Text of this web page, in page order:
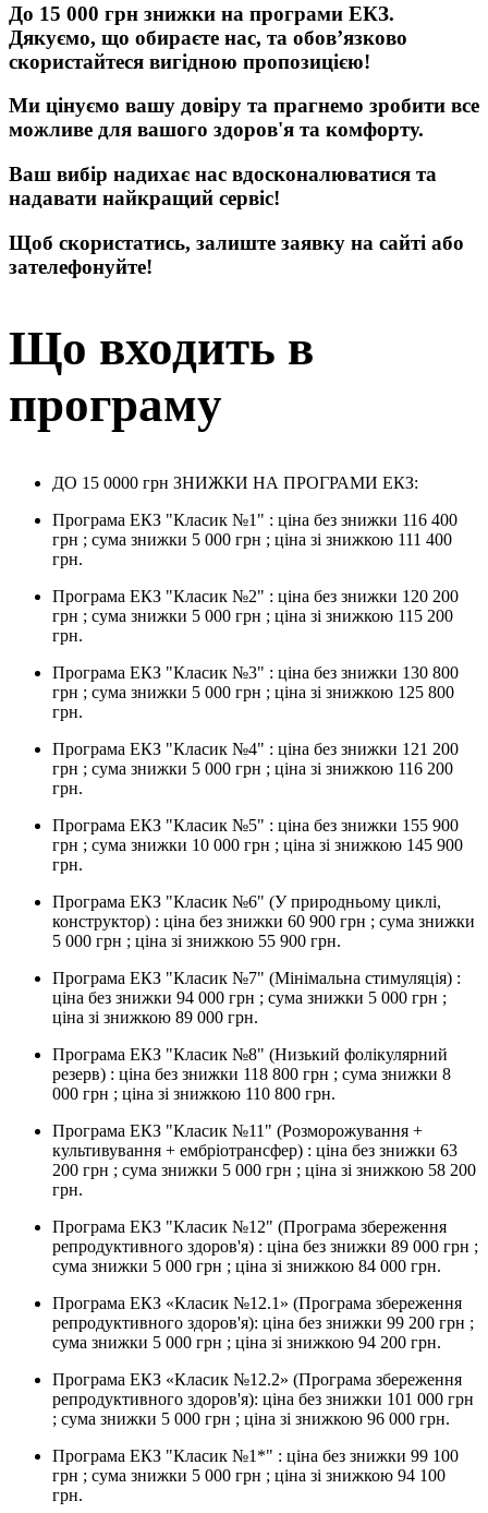
До 15 000 грн знижки на програми ЕКЗ.
Дякуємо, що обираєте нас, та обов’язково
скористайтеся вигідною пропозицією!
Ми цінуємо вашу довіру та прагнемо зробити все
можливе для вашого здоров'я та комфорту.
Ваш вибір надихає нас вдосконалюватися та
надавати найкращий сервіс!
Щоб скористатись, залиште заявку на сайті або
зателефонуйте!
Що входить в
програму
ДО 15 0000 грн ЗНИЖКИ НА ПРОГРАМИ ЕКЗ:
Програма ЕКЗ "Класик №1" : ціна без знижки 116 400
грн ; сума знижки 5 000 грн ; ціна зі знижкою 111 400
грн.
Програма ЕКЗ "Класик №2" : ціна без знижки 120 200
грн ; сума знижки 5 000 грн ; ціна зі знижкою 115 200
грн.
Програма ЕКЗ "Класик №3" : ціна без знижки 130 800
грн ; сума знижки 5 000 грн ; ціна зі знижкою 125 800
грн.
Програма ЕКЗ "Класик №4" : ціна без знижки 121 200
грн ; сума знижки 5 000 грн ; ціна зі знижкою 116 200
грн.
Програма ЕКЗ "Класик №5" : ціна без знижки 155 900
грн ; сума знижки 10 000 грн ; ціна зі знижкою 145 900
грн.
Програма ЕКЗ "Класик №6" (У природньому циклі,
конструктор) : ціна без знижки 60 900 грн ; сума знижки
5 000 грн ; ціна зі знижкою 55 900 грн.
Програма ЕКЗ "Класик №7" (Мінімальна стимуляція) :
ціна без знижки 94 000 грн ; сума знижки 5 000 грн ;
ціна зі знижкою 89 000 грн.
Програма ЕКЗ "Класик №8" (Низький фолікулярний
резерв) : ціна без знижки 118 800 грн ; сума знижки 8
000 грн ; ціна зі знижкою 110 800 грн.
Програма ЕКЗ "Класик №11" (Розморожування +
культивування + ембріотрансфер) : ціна без знижки 63
200 грн ; сума знижки 5 000 грн ; ціна зі знижкою 58 200
грн.
Програма ЕКЗ "Класик №12" (Програма збереження
репродуктивного здоров'я) : ціна без знижки 89 000 грн ;
сума знижки 5 000 грн ; ціна зі знижкою 84 000 грн.
Програма ЕКЗ «Класик №12.1» (Програма збереження
репродуктивного здоров'я): ціна без знижки 99 200 грн ;
сума знижки 5 000 грн ; ціна зі знижкою 94 200 грн.
Програма ЕКЗ «Класик №12.2» (Програма збереження
репродуктивного здоров'я): ціна без знижки 101 000 грн
; сума знижки 5 000 грн ; ціна зі знижкою 96 000 грн.
Програма ЕКЗ "Класик №1*" : ціна без знижки 99 100
грн ; сума знижки 5 000 грн ; ціна зі знижкою 94 100
грн.